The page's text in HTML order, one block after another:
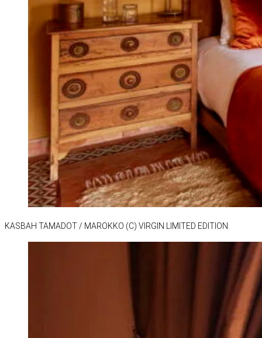
KAS­BAH TA­MA­DOT /​ MA­ROKKO (C) VIR­GIN LI­MI­TED EDI­TION